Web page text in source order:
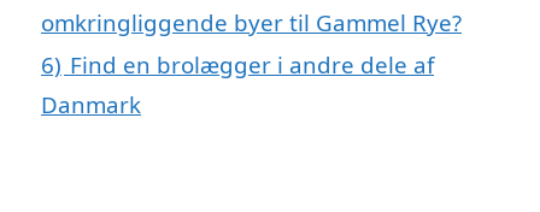
omkringliggende byer til Gammel Rye?
6) Find en brolægger i andre dele af
Danmark